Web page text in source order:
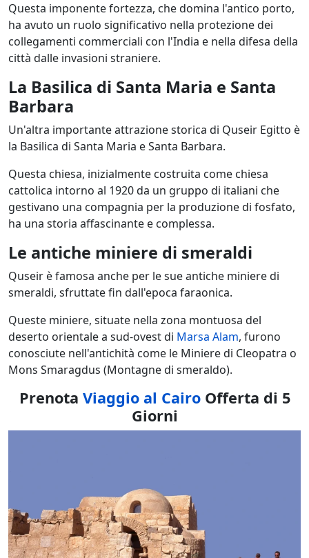
Questa imponente fortezza, che domina l'antico porto,
ha avuto un ruolo significativo nella protezione dei
collegamenti commerciali con l'India e nella difesa della
città dalle invasioni straniere.
La Basilica di Santa Maria e Santa
Barbara
Un'altra importante attrazione storica di Quseir Egitto è
la Basilica di Santa Maria e Santa Barbara.
Questa chiesa, inizialmente costruita come chiesa
cattolica intorno al 1920 da un gruppo di italiani che
gestivano una compagnia per la produzione di fosfato,
ha una storia affascinante e complessa.
Le antiche miniere di smeraldi
Quseir è famosa anche per le sue antiche miniere di
smeraldi, sfruttate fin dall'epoca faraonica.
Queste miniere, situate nella zona montuosa del
deserto orientale a sud-ovest di Marsa Alam, furono
conosciute nell'antichità come le Miniere di Cleopatra o
Mons Smaragdus (Montagne di smeraldo).
Prenota Viaggio al CairoOfferta di 5
Giorni